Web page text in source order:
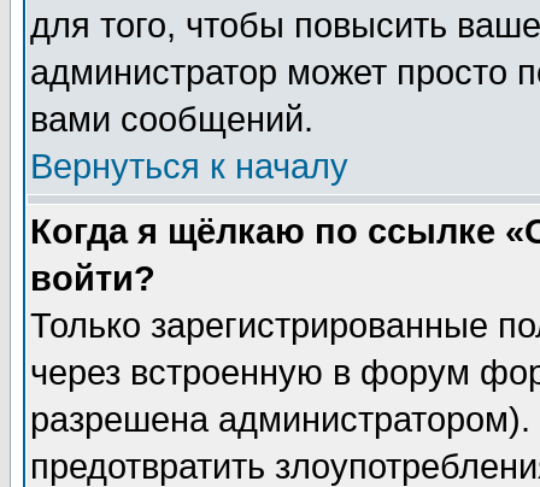
для того, чтобы повысить
администратор может просто
вами сообщений.
Вернуться к началу
Когда я щёлкаю по ссылке
войти?
Только зарегистрированные
через встроенную в форум
разрешена
предотвратить